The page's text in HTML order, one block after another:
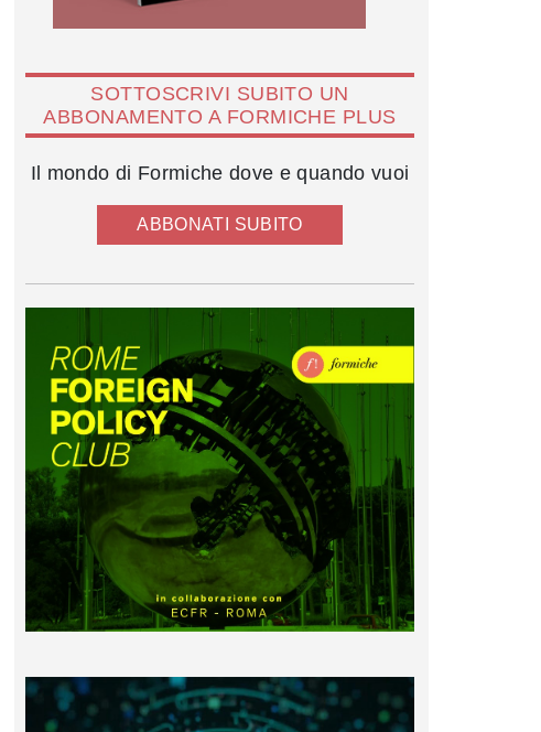
SOTTOSCRIVI SUBITO UN
ABBONAMENTO A FORMICHE PLUS
Il mondo di Formiche dove e quando vuoi
ABBONATI SUBITO